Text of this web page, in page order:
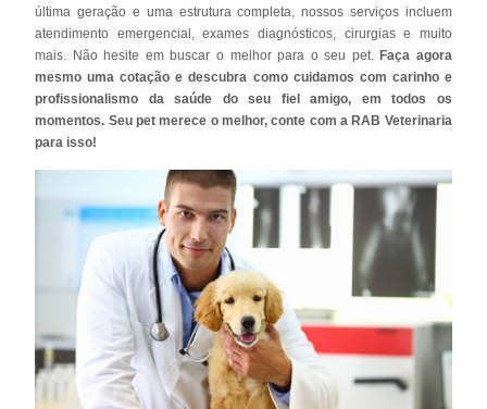
última geração e uma estrutura completa, nossos serviços incluem
atendimento emergencial, exames diagnósticos, cirurgias e muito
mais. Não hesite em buscar o melhor para o seu pet.Faça agora
mesmo uma cotação e descubra como cuidamos com carinho e
profissionalismo da saúde do seu fiel amigo, em todos os
momentos. Seu pet merece o melhor, conte com a RAB Veterinaria
para isso!